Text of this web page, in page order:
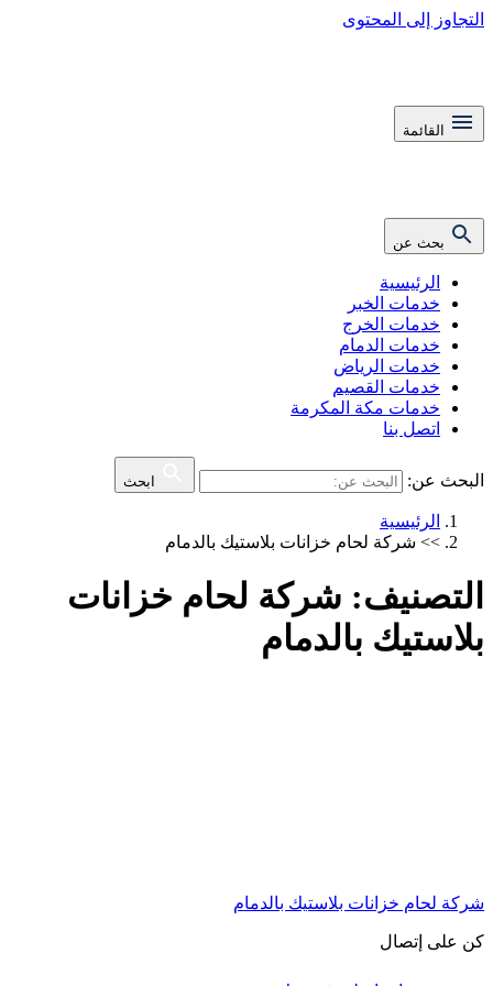
التجاوز إلى المحتوى
القائمة
بحث عن
الرئيسية
خدمات الخبر
خدمات الخرج
خدمات الدمام
خدمات الرياض
خدمات القصيم
خدمات مكة المكرمة
اتصل بنا
البحث عن: ابحث
الرئيسية
>> شركة لحام خزانات بلاستيك بالدمام
التصنيف: شركة لحام خزانات
بلاستيك بالدمام
شركة لحام خزانات بلاستيك بالدمام
كن على إتصال